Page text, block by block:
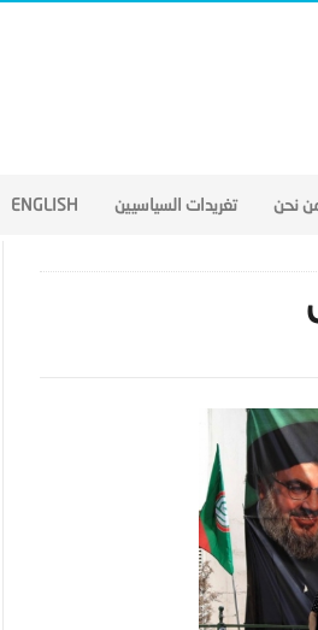
نحن تغريدات السياسيين ENGLISH